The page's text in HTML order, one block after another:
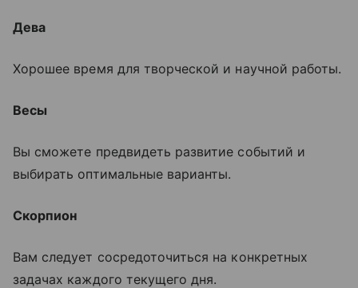
Дева
Хорошее время для творческой и научной работы.
Весы
Вы сможете предвидеть развитие событий и
выбирать оптимальные варианты.
Скорпион
Вам следует сосредоточиться на конкретных
задачах каждого текущего дня.